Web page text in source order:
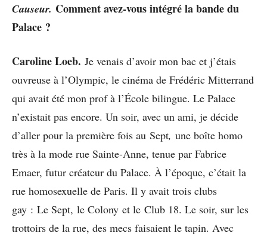
Causeur. Comment avez-vous intégré la bande du
Palace ?
Caroline Loeb. Je venais d’avoir mon bac et j’étais
ouvreuse à l’Olympic, le cinéma de Frédéric Mitterrand
qui avait été mon prof à l’École bilingue. Le Palace
n’existait pas encore. Un soir, avec un ami, je décide
d’aller pour la première fois au Sept, une boîte homo
très à la mode rue Sainte-Anne, tenue par Fabrice
Emaer, futur créateur du Palace. À l’époque, c’était la
rue homosexuelle de Paris. Il y avait trois clubs
gay : Le Sept, le Colony et le Club 18. Le soir, sur les
trottoirs de la rue, des mecs faisaient le tapin. Avec